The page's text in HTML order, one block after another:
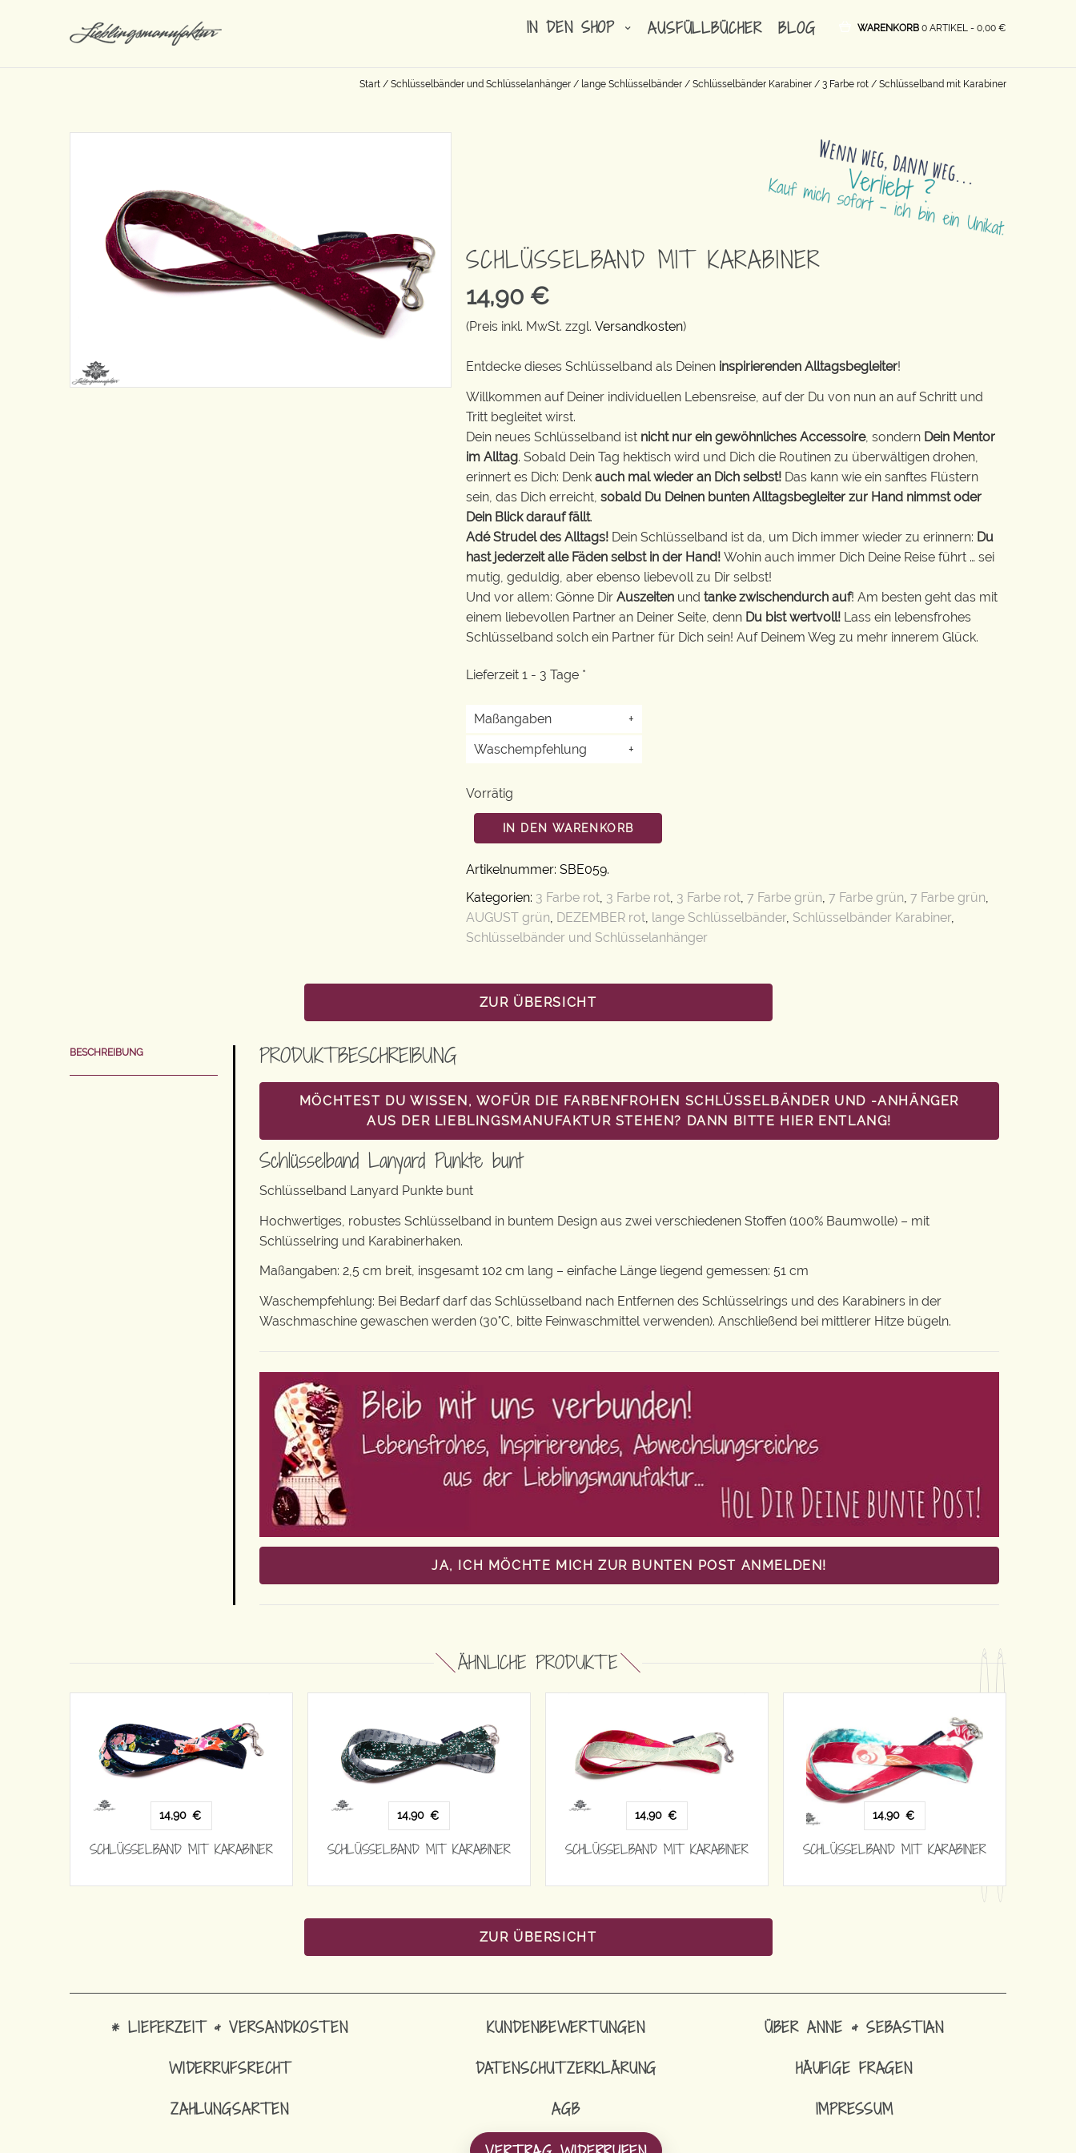
IN DEN SHOP AUSFÜLLBÜCHER BLOG WARENKORB 0 ARTIKEL - 0,00 €
Start / Schlüsselbänder und Schlüsselanhänger / lange Schlüsselbänder / Schlüsselbänder Karabiner / 3 Farbe rot / Schlüsselband mit Karabiner
SCHLÜSSELBAND MIT KARABINER
14,90 €
(Preis inkl. MwSt. zzgl. Versandkosten)
Entdecke dieses Schlüsselband als Deinen inspirierenden Alltagsbegleiter!
Willkommen auf Deiner individuellen Lebensreise, auf der Du von nun an auf Schritt und
Tritt begleitet wirst.
Dein neues Schlüsselband ist nicht nur ein gewöhnliches Accessoire, sondern Dein Mentor
im Alltag. Sobald Dein Tag hektisch wird und Dich die Routinen zu überwältigen drohen,
erinnert es Dich: Denk auch mal wieder an Dich selbst! Das kann wie ein sanftes Flüstern
sein, das Dich erreicht, sobald Du Deinen bunten Alltagsbegleiter zur Hand nimmst oder
Dein Blick darauf fällt.
Adé Strudel des Alltags! Dein Schlüsselband ist da, um Dich immer wieder zu erinnern: Du
hast jederzeit alle Fäden selbst in der Hand! Wohin auch immer Dich Deine Reise führt … sei
mutig, geduldig, aber ebenso liebevoll zu Dir selbst!
Und vor allem: Gönne Dir Auszeiten und tanke zwischendurch auf! Am besten geht das mit
einem liebevollen Partner an Deiner Seite, denn Du bist wertvoll! Lass ein lebensfrohes
Schlüsselband solch ein Partner für Dich sein! Auf Deinem Weg zu mehr innerem Glück.
Lieferzeit 1 - 3 Tage *
Maßangaben
+
Waschempfehlung
+
Vorrätig
IN DEN WARENKORB
Artikelnummer: SBE059.
Kategorien: 3 Farbe rot, 3 Farbe rot, 3 Farbe rot, 7 Farbe grün, 7 Farbe grün, 7 Farbe grün,
AUGUST grün, DEZEMBER rot, lange Schlüsselbänder, Schlüsselbänder Karabiner,
Schlüsselbänder und Schlüsselanhänger
ZUR ÜBERSICHT
BESCHREIBUNG PRODUKTBESCHREIBUNG
MÖCHTEST DU WISSEN, WOFÜR DIE FARBENFROHEN SCHLÜSSELBÄNDER UND -ANHÄNGER
AUS DER LIEBLINGSMANUFAKTUR STEHEN? DANN BITTE HIER ENTLANG!
Schlüsselband Lanyard Punkte bunt
Schlüsselband Lanyard Punkte bunt
Hochwertiges, robustes Schlüsselband in buntem Design aus zwei verschiedenen Stoffen (100% Baumwolle) – mit
Schlüsselring und Karabinerhaken.
Maßangaben: 2,5 cm breit, insgesamt 102 cm lang – einfache Länge liegend gemessen: 51 cm
Waschempfehlung: Bei Bedarf darf das Schlüsselband nach Entfernen des Schlüsselrings und des Karabiners in der
Waschmaschine gewaschen werden (30°C, bitte Feinwaschmittel verwenden). Anschließend bei mittlerer Hitze bügeln.
JA, ICH MÖCHTE MICH ZUR BUNTEN POST ANMELDEN!
ÄHNLICHE PRODUKTE
14,90 €
SCHLÜSSELBAND MIT KARABINER
14,90 €
SCHLÜSSELBAND MIT KARABINER
14,90 €
SCHLÜSSELBAND MIT KARABINER
14,90 €
SCHLÜSSELBAND MIT KARABINER
ZUR ÜBERSICHT
* LIEFERZEIT & VERSANDKOSTEN
WIDERRUFSRECHT
ZAHLUNGSARTEN
KUNDENBEWERTUNGEN
DATENSCHUTZERKLÄRUNG
AGB
ÜBER ANNE & SEBASTIAN
HÄUFIGE FRAGEN
IMPRESSUM